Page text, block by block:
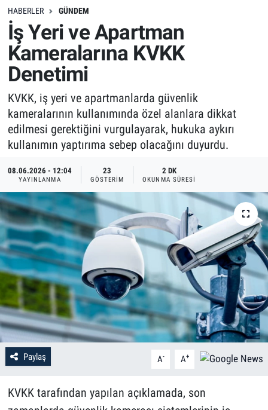
HABERLER GÜNDEM
İş Yeri ve Apartman
Kameralarına KVKK
Denetimi
KVKK, iş yeri ve apartmanlarda güvenlik
kameralarının kullanımında özel alanlara dikkat
edilmesi gerektiğini vurgulayarak, hukuka aykırı
kullanımın yaptırıma sebep olacağını duyurdu.
08.06.2026 - 12:04
YAYINLANMA
23
GÖSTERIM
2 DK
OKUNMA SÜRESI
Paylaş A- A+
KVKK tarafından yapılan açıklamada, son